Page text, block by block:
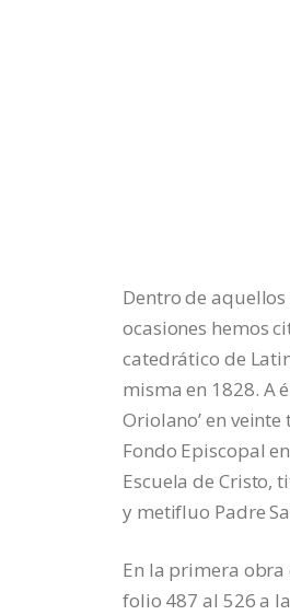
Dentro de
ocasiones hemos
catedrático de
misma en 1828. A
Oriolano’ en
Fondo Episcopal
Escuela de Cristo,
y metifluo Padre
En la primera obra
folio 487 al 526 a